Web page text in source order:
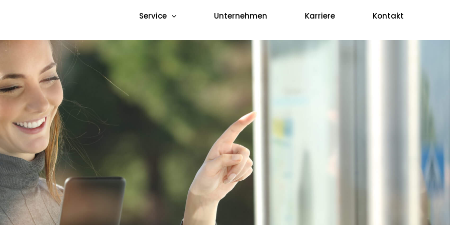
Service Unternehmen Karriere Kontakt